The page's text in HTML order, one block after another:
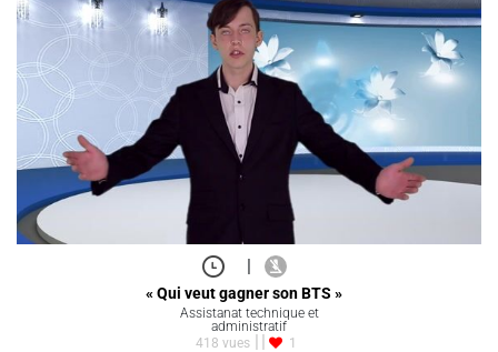
|
« Qui veut gagner son BTS »
Assistanat technique et
administratif
418 vues
1